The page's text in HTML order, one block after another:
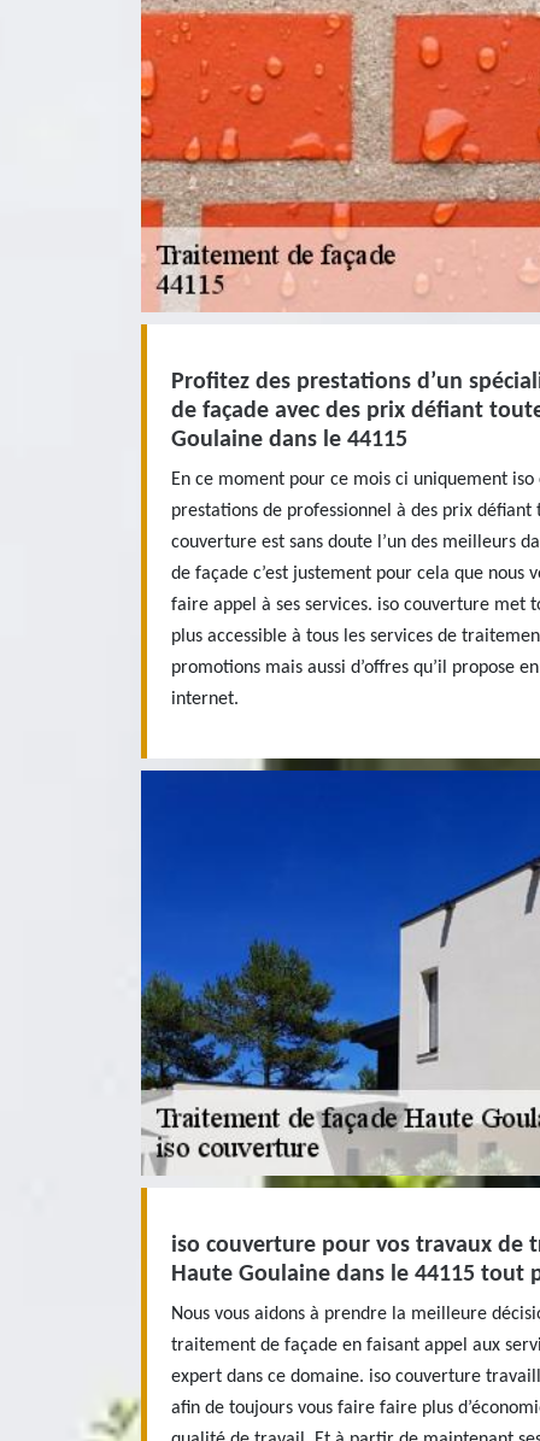
Profitez des prestations d’un
de façade avec des prix défiant
Goulaine dans le 44115
En ce moment pour ce mois ci uniquement
prestations de professionnel à des prix défiant
couverture est sans doute l’un des meilleurs
de façade c’est justement pour cela que nous
faire appel à ses services. iso couverture
plus accessible à tous les services de
promotions mais aussi d’offres qu’il propose
internet.
iso couverture pour vos travaux de
Haute Goulaine dans le 44115 tout
Nous vous aidons à prendre la meilleure
traitement de façade en faisant appel aux
expert dans ce domaine. iso couverture
afin de toujours vous faire faire plus